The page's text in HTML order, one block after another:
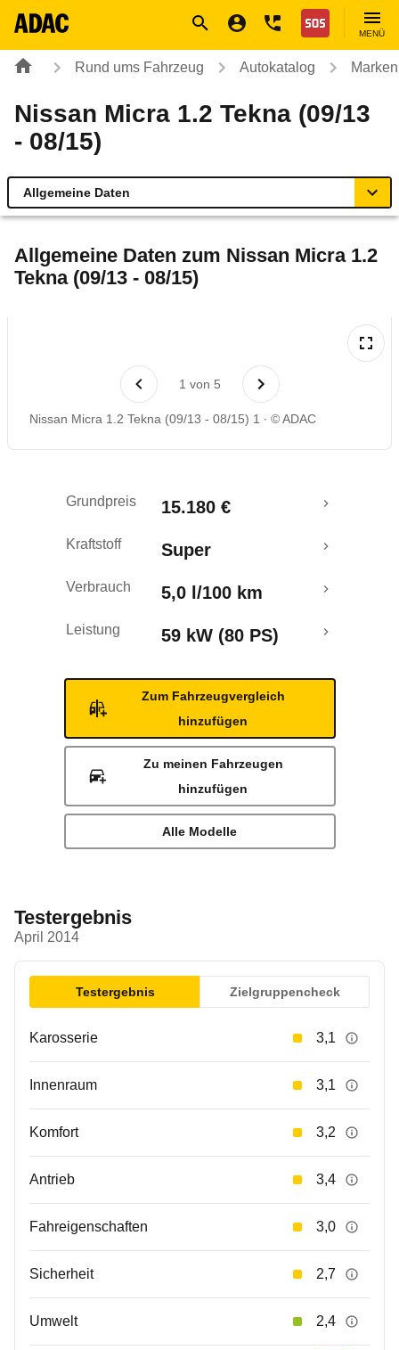
Nothilfe
MENÜ
Rund ums Fahrzeug Autokatalog
Nissan Micra 1.2 Tekna (09/13
- 08/15)
Allgemeine Daten
Technische Daten
Laufende Kosten
Allgemeine Daten zum Nissan Micra 1.2
Tekna (09/13 - 08/15)
1 von 5
Nissan Micra 1.2 Tekna (09/13 - 08/15) 1 © ADAC
Grundpreis 15.180 €
Kraftstoff Super
Verbrauch 5,0 l/100 km
Leistung 59 kW (80 PS)
Zum Fahrzeugvergleich
hinzufügen
Zu meinen Fahrzeugen
hinzufügen
Alle Modelle
Testergebnis
April 2014
Testergebnis Zielgruppencheck
Karosserie 3,1
Innenraum 3,1
Komfort 3,2
Antrieb 3,4
Fahreigenschaften 3,0
Sicherheit 2,7
Umwelt 2,4